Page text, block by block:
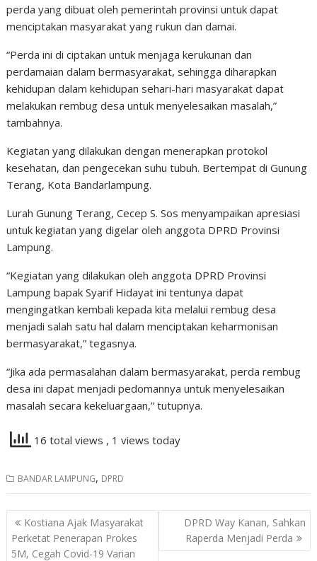
perda yang dibuat oleh pemerintah provinsi untuk dapat
menciptakan masyarakat yang rukun dan damai.
“Perda ini di ciptakan untuk menjaga kerukunan dan
perdamaian dalam bermasyarakat, sehingga diharapkan
kehidupan dalam kehidupan sehari-hari masyarakat dapat
melakukan rembug desa untuk menyelesaikan masalah,”
tambahnya.
Kegiatan yang dilakukan dengan menerapkan protokol
kesehatan, dan pengecekan suhu tubuh. Bertempat di Gunung
Terang, Kota Bandarlampung.
Lurah Gunung Terang, Cecep S. Sos menyampaikan apresiasi
untuk kegiatan yang digelar oleh anggota DPRD Provinsi
Lampung.
“Kegiatan yang dilakukan oleh anggota DPRD Provinsi
Lampung bapak Syarif Hidayat ini tentunya dapat
mengingatkan kembali kepada kita melalui rembug desa
menjadi salah satu hal dalam menciptakan keharmonisan
bermasyarakat,” tegasnya.
“Jika ada permasalahan dalam bermasyarakat, perda rembug
desa ini dapat menjadi pedomannya untuk menyelesaikan
masalah secara kekeluargaan,” tutupnya.
16 total views , 1 views today
BANDAR LAMPUNG, DPRD
Navigasi
pos
Kostiana Ajak Masyarakat
Perketat Penerapan Prokes
5M, Cegah Covid-19 Varian
DPRD Way Kanan, Sahkan
Raperda Menjadi Perda